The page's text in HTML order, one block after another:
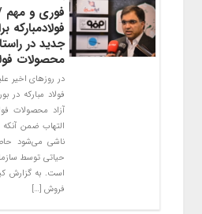
فوری و
فولادمبارکه
جدید در
محصولات
در روزهای اخیر
فولاد مبارکه در
آزاد محصولات
التهاب ضمن آنکه
ناشی می‌شود
حیاتی توسط
است. به گزارش
فروش […]